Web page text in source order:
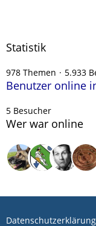
Statistik
978 Themen 5.933
Benutzer online
5 Besucher
Wer war online
Datenschutzerklärung